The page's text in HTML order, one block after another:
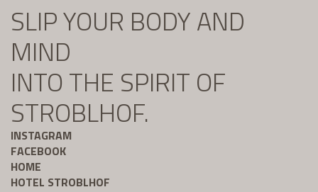
SLIP YOUR BODY AND
MIND
INTO THE SPIRIT OF
STROBLHOF.
INSTAGRAM
FACEBOOK
HOME
HOTEL STROBLHOF